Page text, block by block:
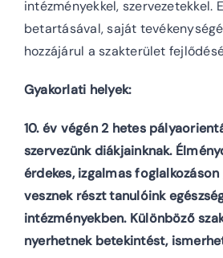
intézményekkel, szervezetekkel.
betartásával, saját
hozzájárul a szakterület
Gyakorlati helyek:
10. év végén 2 hetes
szervezünk diákjainknak.
érdekes, izgalmas
vesznek részt tanulóink
intézményekben. Különböző
nyerhetnek betekintést,